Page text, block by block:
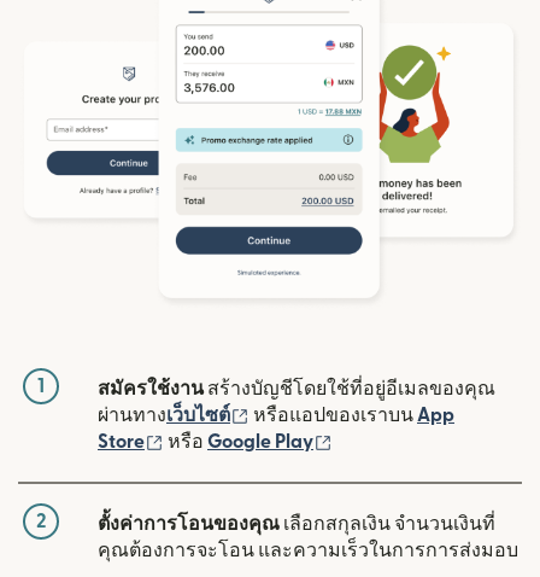
1 สมัครใช้งานสร้างบัญชีโดยใช้ที่อยู่อีเมลของคุณ
ผ่านทางเว็บไซต์ (เปิดในหน้าต่างใหม่)
หรือแอปของเราบน App
Store
(เปิดในหน้าต่างใหม่)
หรือ Google Play
2 ตั้งค่าการโอนของคุณ เลือกสกุลเงิน จำนวนเงินที่
คุณต้องการจะโอน และความเร็วในการการส่งมอบ